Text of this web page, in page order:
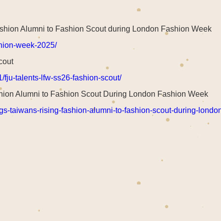
Alumni to Fashion Scout during London Fashion Week
week-2025/
fju-talents-lfw-ss26-fashion-scout/
Alumni to Fashion Scout During London Fashion Week
taiwans-rising-fashion-alumni-to-fashion-scout-during-